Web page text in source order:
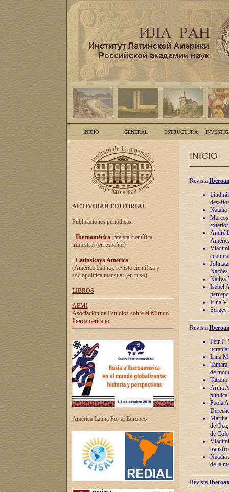
INICIO GENERAL ESTRUCTURA
ACTIVIDAD EDITORIAL
Publicaciones periódicas:
- Iberoamérica, revista científica
trimestral (en español)
- Latinskaya America
(América Latina), revista científica y
sociopolítica mensual (en ruso)
LIBROS
AEMI
Asociación de Estudios sobre el Mundo
Iberoamericano
América Latina Portal Europeo
INICIO
Revista
Natalia
André
Nailya
Isabel
Irina V.
Sergey
Revista
Petr P.
Irina
de
Arina
pública
Paola
Martha
de
de
Natalia
de la
Revista